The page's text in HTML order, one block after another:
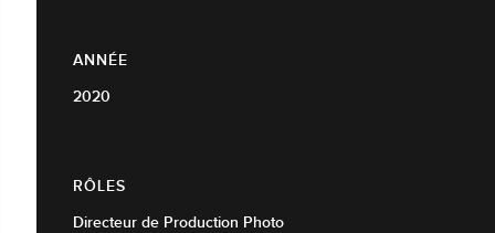
ANNÉE
2020
RÔLES
Directeur de Production Photo